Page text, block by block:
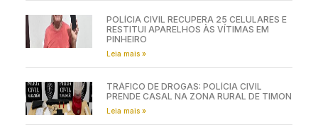
POLÍCIA CIVIL RECUPERA 25 CELULARES E
RESTITUI APARELHOS ÀS VÍTIMAS EM
PINHEIRO
Leia mais »
TRÁFICO DE DROGAS: POLÍCIA CIVIL
PRENDE CASAL NA ZONA RURAL DE TIMON
Leia mais »